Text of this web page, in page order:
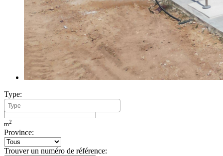
Type:
Minimum Build Area:
m2
Province:
Trouver un numéro de référence: